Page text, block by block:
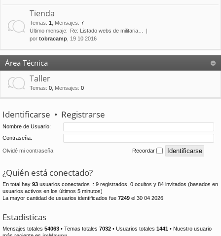
Tienda
Temas: 1 Mensajes: 7
Último mensaje:
Re: Listado webs de militaria…
por tobracamp , 19 10 2016
Área Técnica
Taller
Temas: 0 Mensajes: 0
Identificarse • Registrarse
Nombre de Usuario:
Contraseña:
Olvidé mi contraseña Recordar
¿Quién está conectado?
En total hay 93 usuarios conectados :: 9 registrados, 0 ocultos y 84 invitados (basados en
usuarios activos en los últimos 5 minutos)
La mayor cantidad de usuarios identificados fue 7249 el 30 04 2026
Estadísticas
Mensajes totales 54063 • Temas totales 7032 • Usuarios totales 1441 • Nuestro usuario